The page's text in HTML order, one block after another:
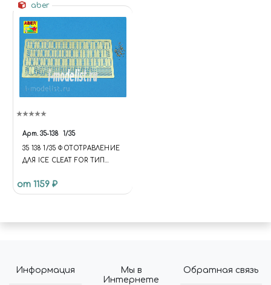
aber
Арт. 35-138 1/35
35 138 1/35 ФОТОТРАВЛЕНИЕ
ДЛЯ ICE CLEAT FOR ТИП
от 1159 ₽
Информация
Мы в
Интернете
Обратная связь